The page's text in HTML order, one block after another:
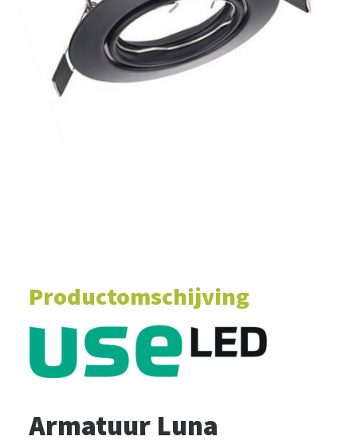
LOGIN / REGISTER
WINKELWAGEN
Productomschijving
Armatuur Luna